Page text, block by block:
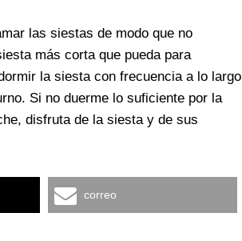
las siestas de modo que no
más corta que pueda para
la siesta con frecuencia a lo largo
Si no duerme lo suficiente por la
disfruta de la siesta y de sus
correo